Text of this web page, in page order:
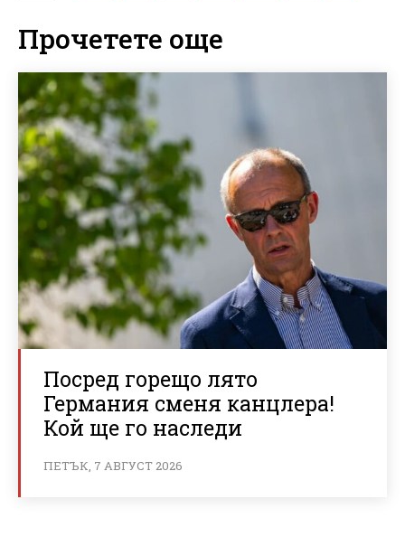
Прочетете още
Посред горещо лято
Германия сменя канцлера!
Кой ще го наследи
ПЕТЪК, 7 АВГУСТ 2026